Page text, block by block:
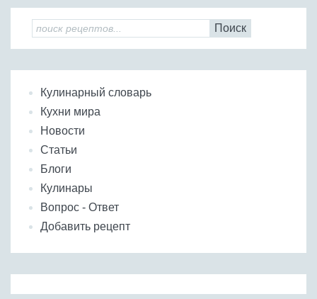
Поиск
Кулинарный словарь
Кухни мира
Новости
Статьи
Блоги
Кулинары
Вопрос - Ответ
Добавить рецепт